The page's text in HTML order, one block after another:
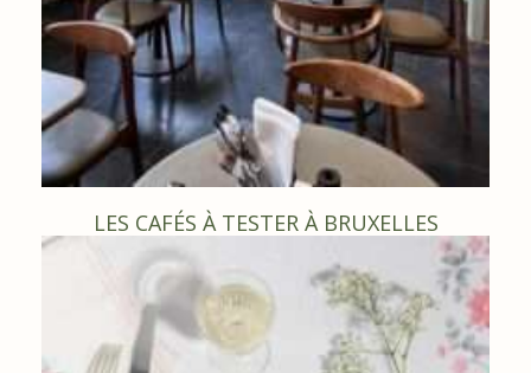
LES CAFÉS À TESTER À BRUXELLES